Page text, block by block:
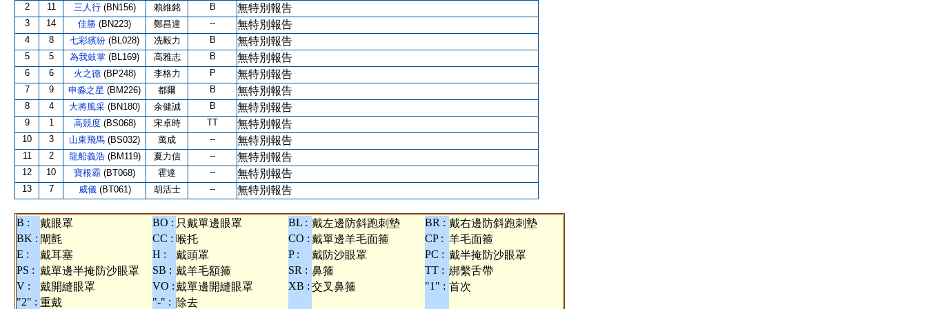
2 11 三人行 (BN156) 賴維銘 B 無特別報告
3 14 佳勝 (BN223) 鄭昌達 -- 無特別報告
4 8 七彩繽紛 (BL028) 冼毅力 B 無特別報告
5 5 為我鼓掌 (BL169) 高雅志 B 無特別報告
6 6 火之德 (BP248) 李格力 P 無特別報告
7 9 申淼之星 (BM226) 都爾 B 無特別報告
8 4 大將風采 (BN180) 余健誠 B 無特別報告
9 1 高競度 (BS068) 宋卓時 TT 無特別報告
10 3 山東飛馬 (BS032) 萬成 -- 無特別報告
11 2 龍船義浩 (BM119) 夏力信 -- 無特別報告
12 10 寶根霸 (BT068) 霍達 -- 無特別報告
13 7 威儀 (BT061) 胡活士 -- 無特別報告
B : 戴眼罩 BO : 只戴單邊眼罩 BL : 戴左邊防斜跑刺墊 BR : 戴右邊防斜跑刺墊
BK : 閘氈 CC : 喉托 CO : 戴單邊羊毛面箍 CP : 羊毛面箍
E :
戴耳塞 H : 戴頭罩 P : 戴防沙眼罩 PC : 戴半掩防沙眼罩
PS : 戴單邊半掩防沙眼罩 SB : 戴羊毛額箍 SR : 鼻箍 TT : 綁繫舌帶
V :
戴開縫眼罩 VO :戴單邊開縫眼罩 XB : 交叉鼻箍 "1" : 首次
"2" : 重戴 "-" : 除去